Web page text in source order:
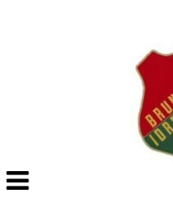
Veksle
navigasjon